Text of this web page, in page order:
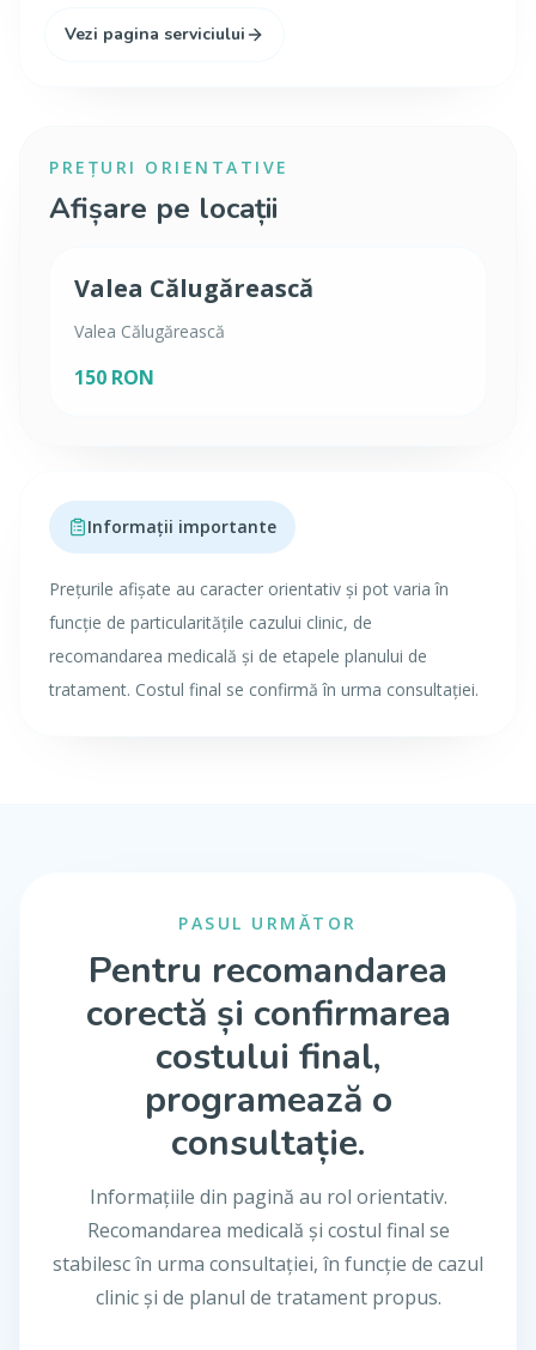
Vezi pagina serviciului
PREȚURI ORIENTATIVE
Afișare pe locații
Valea Călugărească
Valea Călugărească
150 RON
Informații importante
Prețurile afișate au caracter orientativ și pot varia în
funcție de particularitățile cazului clinic, de
recomandarea medicală și de etapele planului de
tratament. Costul final se confirmă în urma consultației.
PASUL URMĂTOR
Pentru recomandarea
corectă și confirmarea
costului final,
programează o
consultație.
Informațiile din pagină au rol orientativ.
Recomandarea medicală și costul final se
stabilesc în urma consultației, în funcție de cazul
clinic și de planul de tratament propus.